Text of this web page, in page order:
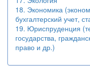
18. Экономика
бухгалтерский учет,
19. Юриспруденция
государства,
право и др.)